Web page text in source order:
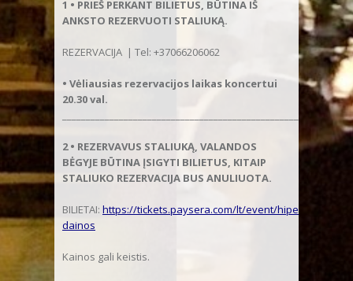
1 • PRIEŠ PERKANT BILIETUS, BŪTINA IŠ
ANKSTO REZERVUOTI STALIUKĄ.
REZERVACIJA | Tel: +37066206062
• Vėliausias rezervacijos laikas koncertui
20.30 val.
______________________________________________________
2 • REZERVAVUS STALIUKĄ, VALANDOS
BĖGYJE BŪTINA ĮSIGYTI BILIETUS, KITAIP
STALIUKO REZERVACIJA BUS ANULIUOTA.
BILIETAI: https://tickets.paysera.com/lt/event/hiperboles-
dainos
Kainos gali keistis.